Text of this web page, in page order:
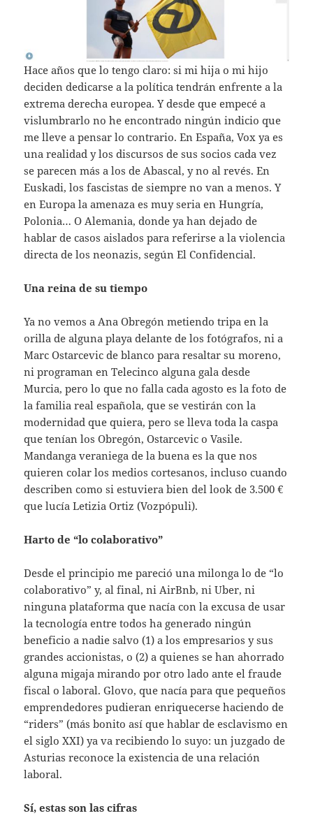
Hace años que lo tengo claro: si mi hija o mi hijo
deciden dedicarse a la política tendrán enfrente a la
extrema derecha europea. Y desde que empecé a
vislumbrarlo no he encontrado ningún indicio que
me lleve a pensar lo contrario. En España, Vox ya es
una realidad y los discursos de sus socios cada vez
se parecen más a los de Abascal, y no al revés. En
Euskadi, los fascistas de siempre no van a menos. Y
en Europa la amenaza es muy seria en Hungría,
Polonia… O Alemania, donde ya han dejado de
hablar de casos aislados para referirse a la violencia
directa de los neonazis, según El Confidencial.
Una reina de su tiempo
Ya no vemos a Ana Obregón metiendo tripa en la
orilla de alguna playa delante de los fotógrafos, ni a
Marc Ostarcevic de blanco para resaltar su moreno,
ni programan en Telecinco alguna gala desde
Murcia, pero lo que no falla cada agosto es la foto de
la familia real española, que se vestirán con la
modernidad que quiera, pero se lleva toda la caspa
que tenían los Obregón, Ostarcevic o Vasile.
Mandanga veraniega de la buena es la que nos
quieren colar los medios cortesanos, incluso cuando
describen como si estuviera bien del look de 3.500 €
que lucía Letizia Ortiz (Vozpópuli).
Harto de “lo colaborativo”
Desde el principio me pareció una milonga lo de “lo
colaborativo” y, al final, ni AirBnb, ni Uber, ni
ninguna plataforma que nacía con la excusa de usar
la tecnología entre todos ha generado ningún
beneficio a nadie salvo (1) a los empresarios y sus
grandes accionistas, o (2) a quienes se han ahorrado
alguna migaja mirando por otro lado ante el fraude
fiscal o laboral. Glovo, que nacía para que pequeños
emprendedores pudieran enriquecerse haciendo de
“riders” (más bonito así que hablar de esclavismo en
el siglo XXI) ya va recibiendo lo suyo: un juzgado de
Asturias reconoce la existencia de una relación
laboral.
Sí, estas son las cifras